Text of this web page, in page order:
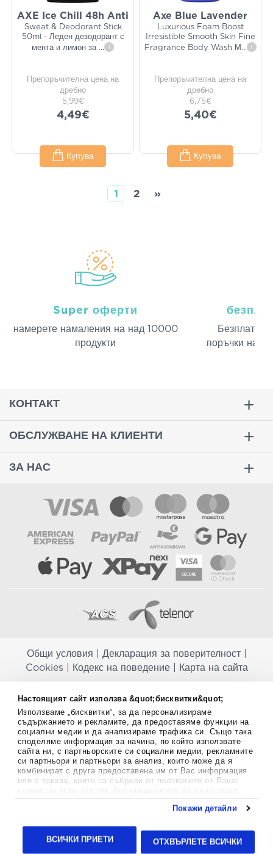
Настоящият сайт използва &quot;бисквитки&quot;
Използваме „бисквитки“, за да персонализираме
съдържанието и рекламите, да предоставяме функции на
социални медии и да анализираме трафика си. Също така
споделяме информация за начина, по който използвате
сайта ни, с партньорските си социални медии, рекламните
си партньори и партньори за анализ, които може да я
комбинират с друга предоставена им от Вас информация
или с такава, която са събрали от ползването от Ваша
страна на услугите им. Ако продължите да използвате
тук.
Покажи детайли
ВСИЧКИ ПРИЕТИ ОТХВЪРЛЕТЕ ВСИЧКИ
AXE Ice Chill 48h Anti
Sweat & Deodorant Stick
50ml - Леден дезодорант с
мента и лимон за ... i
Препоръчителна цена на
дребно
5,99€
4,49€
Купува
Axe Blue Lavender
Luxurious Foam Boost
Irresistible Smooth Skin Fine
Fragrance Body Wash М ... i
Препоръчителна цена на
дребно
6,75€
5,40€
Купува
1 2 »
Super оферти
намерeте намаления на над 10000
продукти
Безплатна
поръчки над
КОНТАКТ
ОБСЛУЖВАНЕ НА КЛИЕНТИ
ЗА НАС
Общи условия Декларация за поверителност|
Cookies
Кодекс на поведение| Карта на сайта
заместват балансираната диета и не са предназначени за
профилактика, лечение или лечение на човешки заболявания.
Консултирайте се с Вашия лекар, ако сте бременна, кърмите,
приемате лекарства или имате някакви здравословни проблеми,
преди да използвате някаква хранителна добавка. Непрекъснато се
стремим да ви предоставяме точна и валидна информация. Ако
имате някакви въпроси или коментари относно тях, моля свържете
се с нас.
Aptekapromahon.com eBusinessTeam • Website by
24lc.gr